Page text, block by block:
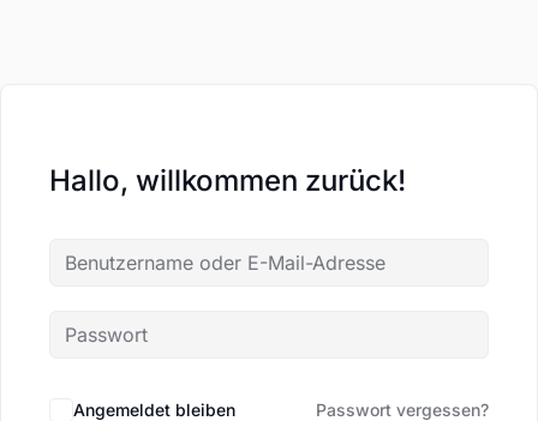
Hallo, willkommen zurück!
Angemeldet bleiben Passwort vergessen?